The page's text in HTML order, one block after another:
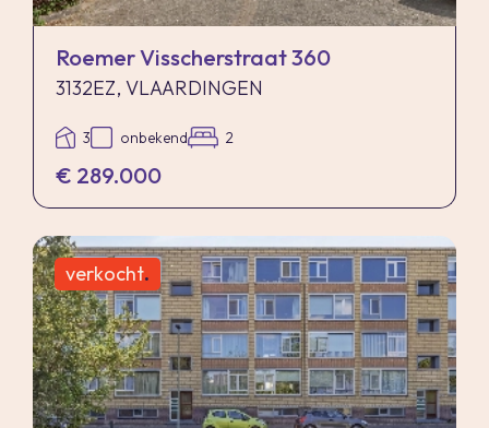
Roemer Visscherstraat 360
3132EZ, VLAARDINGEN
3 onbekend 2
€ 289.000
verkocht.